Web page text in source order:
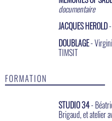
documentaire
JACQUES HEROLD
DOUBLAGE-
TIMSIT
FORMATION
STUDIO 34-
Brigaud, et atelier